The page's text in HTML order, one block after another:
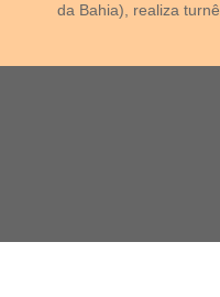
da Bahia), realiza turnê.